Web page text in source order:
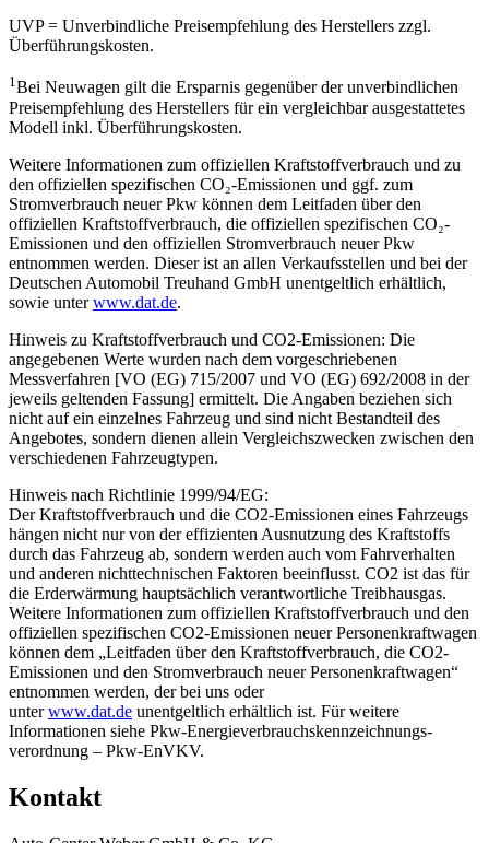
UVP = Unverbindliche Preisempfehlung des Herstellers zzgl.
Überführungskosten.
1Bei Neuwagen gilt die Ersparnis gegenüber der unverbindlichen
Preisempfehlung des Herstellers für ein vergleichbar ausgestattetes
Modell inkl. Überführungskosten.
Weitere Informationen zum offiziellen Kraftstoffverbrauch und zu
den offiziellen spezifischen CO₂-Emissionen und ggf. zum
Stromverbrauch neuer Pkw können dem Leitfaden über den
offiziellen Kraftstoffverbrauch, die offiziellen spezifischen CO₂-
Emissionen und den offiziellen Stromverbrauch neuer Pkw
entnommen werden. Dieser ist an allen Verkaufsstellen und bei der
Deutschen Automobil Treuhand GmbH unentgeltlich erhältlich,
sowie unterwww.dat.de.
Hinweis zu Kraftstoffverbrauch und CO2-Emissionen: Die
angegebenen Werte wurden nach dem vorgeschriebenen
Messverfahren [VO (EG) 715/2007 und VO (EG) 692/2008 in der
jeweils geltenden Fassung] ermittelt. Die Angaben beziehen sich
nicht auf ein einzelnes Fahrzeug und sind nicht Bestandteil des
Angebotes, sondern dienen allein Vergleichszwecken zwischen den
verschiedenen Fahrzeugtypen.
Hinweis nach Richtlinie 1999/94/EG:
Der Kraftstoffverbrauch und die CO2-Emissionen eines Fahrzeugs
hängen nicht nur von der effizienten Ausnutzung des Kraftstoffs
durch das Fahrzeug ab, sondern werden auch vom Fahrverhalten
und anderen nichttechnischen Faktoren beeinflusst. CO2 ist das für
die Erderwärmung hauptsächlich verantwortliche Treibhausgas.
Weitere Informationen zum offiziellen Kraftstoffverbrauch und den
offiziellen spezifischen CO2-Emissionen neuer Personenkraftwagen
können dem „Leitfaden über den Kraftstoffverbrauch, die CO2-
Emissionen und den Stromverbrauch neuer Personenkraftwagen“
entnommen werden, der bei uns oder
unterwww.dat.de unentgeltlich erhältlich ist. Für weitere
Informationen siehe Pkw-Energie­verbrauchs­kennzeichnungs­
verordnung – Pkw-EnVKV.
Kontakt